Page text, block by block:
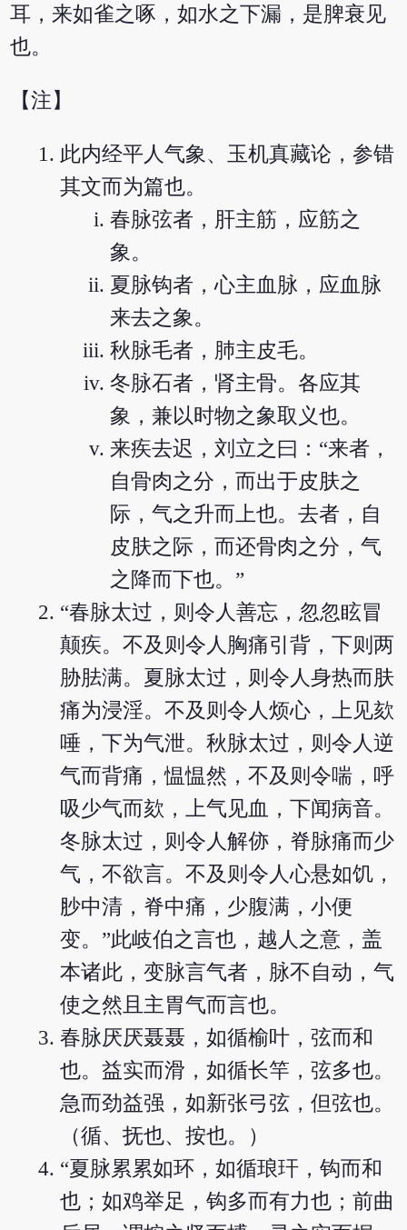
耳，来如雀之啄，如水之下漏，是脾衰见
也。
【注】
此内经平人气象、玉机真藏论，参错
其文而为篇也。
春脉弦者，肝主筋，应筋之
象。
夏脉钩者，心主血脉，应血脉
来去之象。
秋脉毛者，肺主皮毛。
冬脉石者，肾主骨。各应其
象，兼以时物之象取义也。
来疾去迟，刘立之曰：“来者，
自骨肉之分，而出于皮肤之
际，气之升而上也。去者，自
皮肤之际，而还骨肉之分，气
之降而下也。”
“春脉太过，则令人善忘，忽忽眩冒
颠疾。不及则令人胸痛引背，下则两
胁胠满。夏脉太过，则令人身热而肤
痛为浸淫。不及则令人烦心，上见欬
唾，下为气泄。秋脉太过，则令人逆
气而背痛，愠愠然，不及则令喘，呼
吸少气而欬，上气见血，下闻病音。
冬脉太过，则令人解㑊，脊脉痛而少
气，不欲言。不及则令人心悬如饥，
䏚中清，脊中痛，少腹满，小便
变。”此岐伯之言也，越人之意，盖
本诸此，变脉言气者，脉不自动，气
使之然且主胃气而言也。
春脉厌厌聂聂，如循榆叶，弦而和
也。益实而滑，如循长竿，弦多也。
急而劲益强，如新张弓弦，但弦也。
（循、抚也、按也。）
“夏脉累累如环，如循琅玕，钩而和
也；如鸡举足，钩多而有力也；前曲